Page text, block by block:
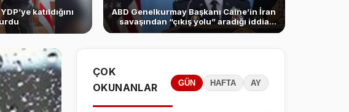
katıldığını
ABD Genelkurmay Başkanı Caine’in İran
savaşından “çıkış yolu” aradığı iddia
edildi
ÇOK
OKUNANLAR
GÜN HAFTA AY